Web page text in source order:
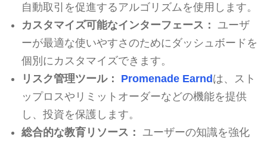
自動取引を促進するアルゴリズムを使用します。
カスタマイズ可能なインターフェース：
ユーザ
ーが最適な使いやすさのためにダッシュボードを
個別にカスタマイズできます。
リスク管理ツール：
Promenade Earndは、スト
ップロスやリミットオーダーなどの機能を提供
し、投資を保護します。
総合的な教育リソース：
ユーザーの知識を強化